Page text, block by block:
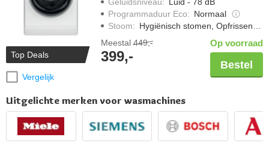
Top Deals
Vergelijk
Programmaduur Eco: Normaal
Stoom: Hygiënisch stomen, Opfrissen met stoom, Strijkwerk verminderen
Meestal 449,-
399,-
Op voorraad
Bestel
Uitgelichte merken voor wasmachines